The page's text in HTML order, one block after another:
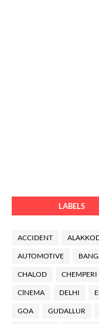
LABELS
ACCIDENT
AUTOMOTIVE
CHALOD CHEMPERI
ClNEMA DELHI
GOA GUDALLUR